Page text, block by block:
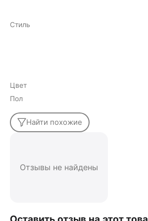
Стиль
Цвет
Пол
Найти похожие
Отзывы не найдены